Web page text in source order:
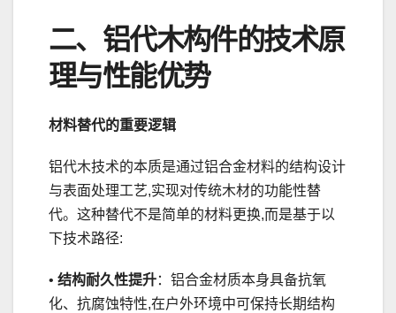
二、铝代木构件的技术原
理与性能优势
材料替代的重要逻辑
铝代木技术的本质是通过铝合金材料的结构设计
与表面处理工艺,实现对传统木材的功能性替
代。这种替代不是简单的材料更换,而是基于以
下技术路径:
• 结构耐久性提升：铝合金材质本身具备抗氧
化、抗腐蚀特性,在户外环境中可保持长期结构